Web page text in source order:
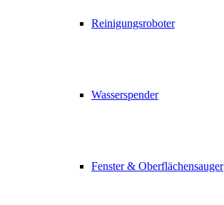
Reinigungsroboter
Wasserspender
Fenster & Oberflächensauger